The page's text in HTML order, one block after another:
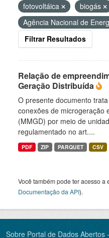
fotovoltáica
biogás
Agência Nacional de
Filtrar Resultados
Relação de
Geração Distribuída
O presente documento
conexões de microgeração
(MMGD) por meio de
regulamentado no art....
PDF ZIP PARQUET CSV
Você também pode ter acesso a
Documentação da API).
Sobre Portal de Dados Abertos